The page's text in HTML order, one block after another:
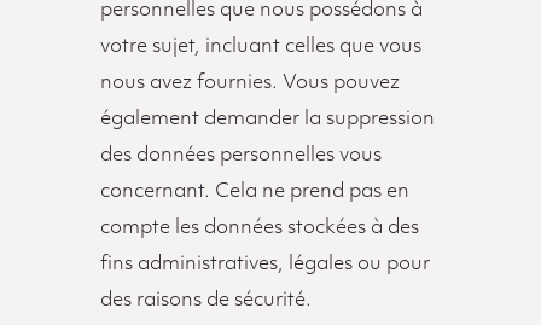
personnelles que nous possédons à
votre sujet, incluant celles que vous
nous avez fournies. Vous pouvez
également demander la suppression
des données personnelles vous
concernant. Cela ne prend pas en
compte les données stockées à des
fins administratives, légales ou pour
des raisons de sécurité.